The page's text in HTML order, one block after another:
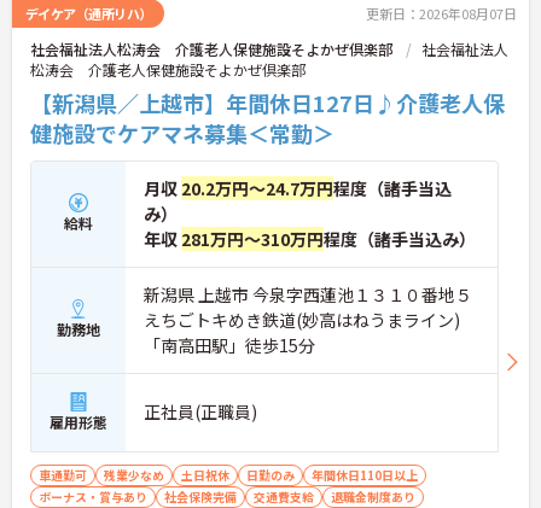
デイケア（通所リハ） 更新日：2026年08月07日
社会福祉法人松涛会 介護老人保健施設そよかぜ倶楽部
社会福祉法人
松涛会 介護老人保健施設そよかぜ倶楽部
【新潟県／上越市】年間休日127日♪介護老人保
健施設でケアマネ募集＜常勤＞
給料
月収 20.2万円～24.7万円程度（諸手当込
み）
年収 281万円～310万円程度（諸手当込み）
勤務地
新潟県 上越市 今泉字西蓮池１３１０番地５
えちごトキめき鉄道(妙高はねうまライン)
「南高田駅」徒歩15分
雇用形態 正社員(正職員)
車通勤可 残業少なめ 土日祝休 日勤のみ
年間休日110日以上
ボーナス・賞与あり
社会保険完備 交通費支給 退職金制度あり